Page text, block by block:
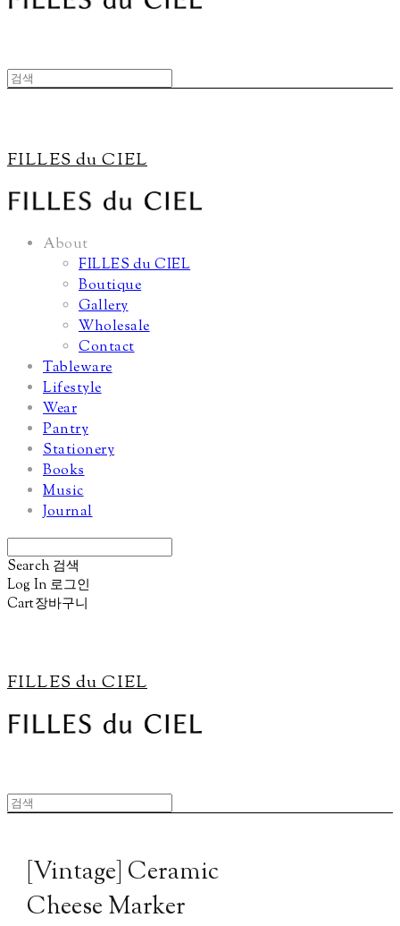
FILLES du CIEL
About
FILLES du CIEL
Boutique
Gallery
Wholesale
Contact
Tableware
Lifestyle
Wear
Pantry
Stationery
Books
Music
Journal
Search 검색
Log In 로그인
Cart장바구니
FILLES du CIEL
[Vintage] Ceramic
Cheese Marker